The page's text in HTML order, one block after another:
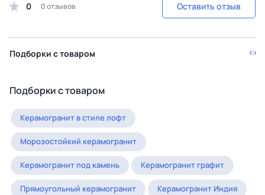
0 0 отзывов Оставить отзыв
Подборки с товаром
Подборки с товаром
Керамогранит в стиле лофт
Морозостойкий керамогранит
Керамогранит под камень Керамогранит графит
Прямоугольный керамогранит Керамогранит Индия